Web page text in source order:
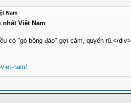
Nam
Việt Nam
có "gò bồng đảo" gợi cảm, quyến rũ.</div>
nam/